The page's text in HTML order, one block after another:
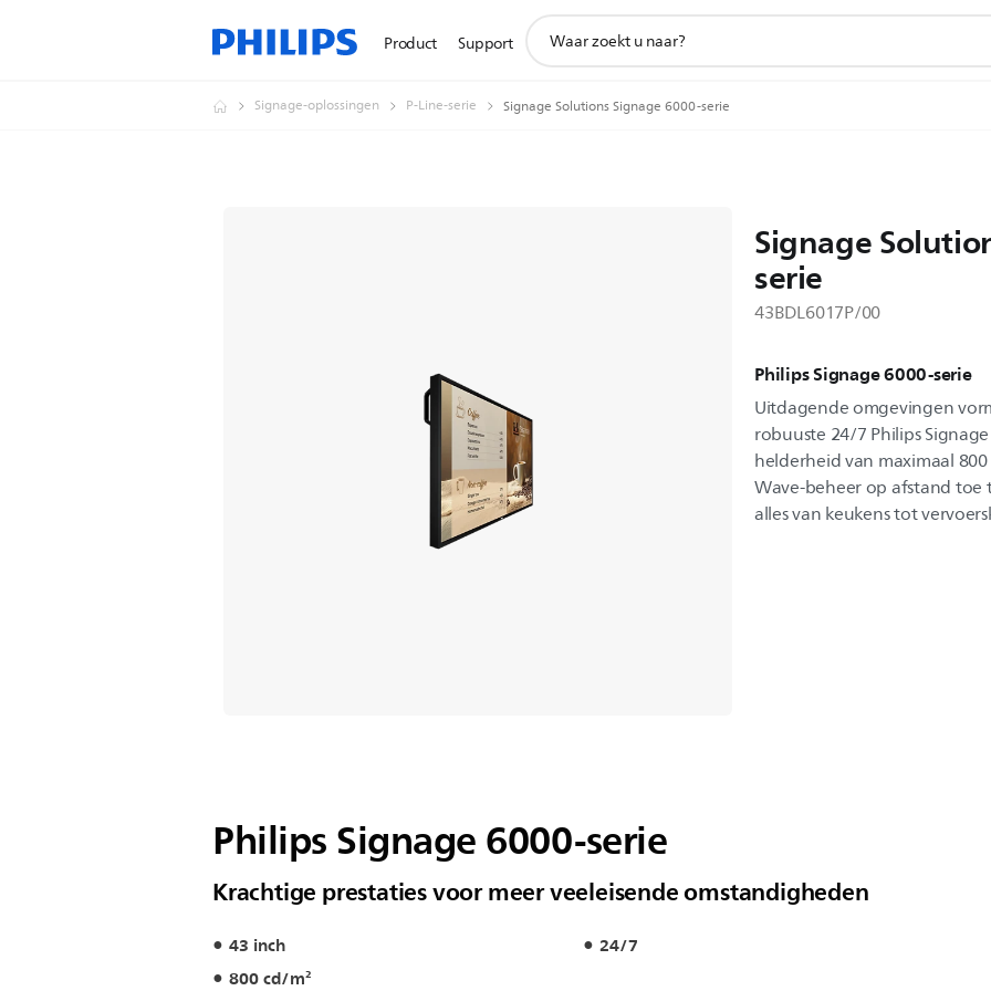
Product Support
zoeken
Signage-oplossingen P-Line-serie Signage Solutions Signage 6000-serie
Signage
serie
43BDL6017P/00
Philips Signage 6000-serie
Uitdagende omgevingen
robuuste 24/7 Philips
helderheid van maximaal
Wave-beheer op afstand toe
alles van keukens tot
Philips Signage 6000-serie
Krachtige prestaties voor meer veeleisende omstandigheden
43 inch
24/7
800 cd/m²